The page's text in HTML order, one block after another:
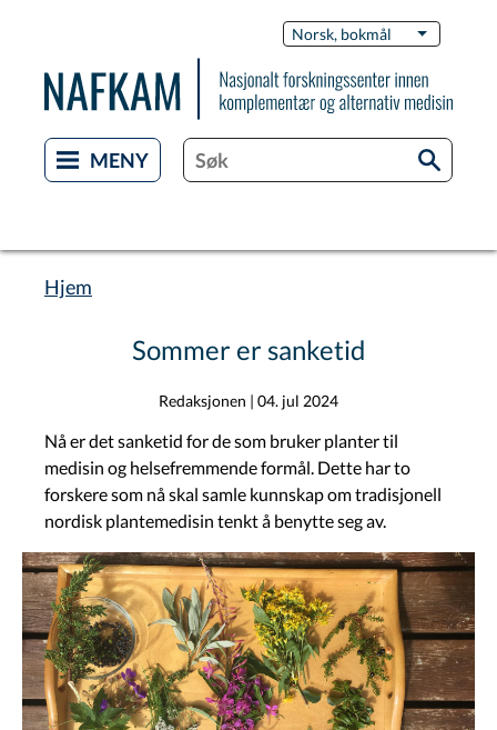
hovedinnhold
Norsk, bokmål List flere
Hjem
Sommer er sanketid
Redaksjonen | 04. jul 2024
Nå er det sanketid for de som bruker planter til
medisin og helsefremmende formål. Dette har to
forskere som nå skal samle kunnskap om tradisjonell
nordisk plantemedisin tenkt å benytte seg av.
Image